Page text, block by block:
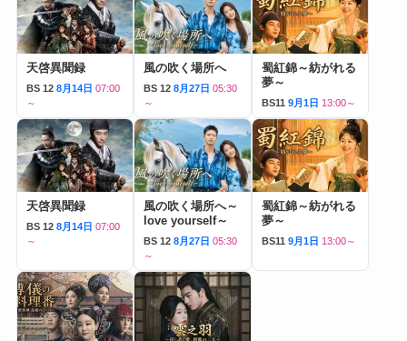
天啓異聞録
BS 12 8月14日 07:00
～
風の吹く場所へ
BS 12 8月27日 05:30
～
蜀紅錦～紡がれる
夢～
BS11 9月1日 13:00～
天啓異聞録
BS 12 8月14日 07:00
～
風の吹く場所へ～
love yourself～
BS 12 8月27日 05:30
～
蜀紅錦～紡がれる
夢～
BS11 9月1日 13:00～